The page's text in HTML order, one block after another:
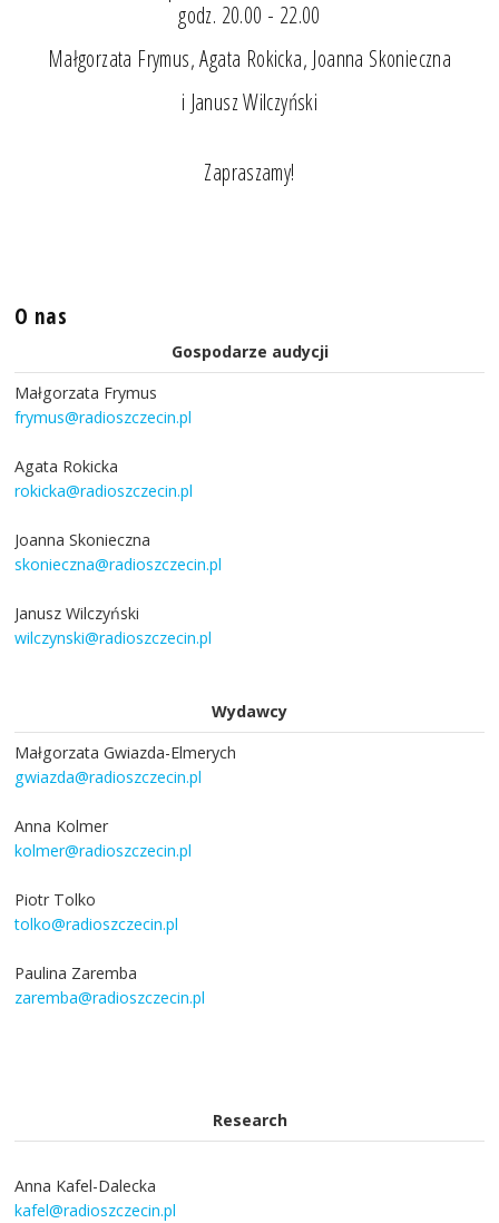
godz. 20.00 - 22.00
Małgorzata Frymus, Agata Rokicka, Joanna Skonieczna
i Janusz Wilczyński
Zapraszamy!
O nas
Gospodarze audycji
Małgorzata Frymus
frymus@radioszczecin.pl
Agata Rokicka
rokicka@radioszczecin.pl
Joanna Skonieczna
skonieczna@radioszczecin.pl
Janusz Wilczyński
wilczynski@radioszczecin.pl
Wydawcy
Małgorzata Gwiazda-Elmerych
gwiazda@radioszczecin.pl
Anna Kolmer
kolmer@radioszczecin.pl
Piotr Tolko
tolko@radioszczecin.pl
Paulina Zaremba
zaremba@radioszczecin.pl
Research
Anna Kafel-Dalecka
kafel@radioszczecin.pl